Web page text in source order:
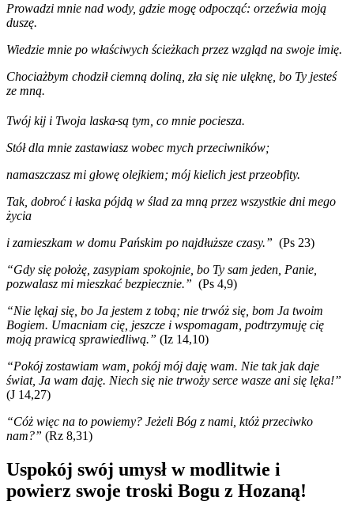
Prowadzi mnie nad wody, gdzie mogę odpocząć: orzeźwia moją
duszę.
Wiedzie mnie po właściwych ścieżkach przez wzgląd na swoje imię.
Chociażbym chodził ciemną doliną, zła się nie ulęknę, bo Ty jesteś
ze mną.
Twój kij i Twoja laskasą tym, co mnie pociesza.
Stół dla mnie zastawiasz wobec mych przeciwników;
namaszczasz mi głowę olejkiem; mój kielich jest przeobfity.
Tak, dobroć i łaska pójdą w ślad za mną przez wszystkie dni mego
życia
i zamieszkam w domu Pańskim po najdłuższe czasy.” (Ps 23)
“Gdy się położę, zasypiam spokojnie, bo Ty sam jeden, Panie,
pozwalasz mi mieszkać bezpiecznie.” (Ps 4,9)
“Nie lękaj się, bo Ja jestem z tobą; nie trwóż się, bom Ja twoim
Bogiem. Umacniam cię, jeszcze i wspomagam, podtrzymuję cię
moją prawicą sprawiedliwą.” (Iz 14,10)
“Pokój zostawiam wam, pokój mój daję wam. Nie tak jak daje
świat, Ja wam daję. Niech się nie trwoży serce wasze ani się lęka!”
(J 14,27)
“Cóż więc na to powiemy? Jeżeli Bóg z nami, któż przeciwko
nam?” (Rz 8,31)
Uspokój swój umysł w modlitwie i
powierz swoje troski Bogu z Hozaną!